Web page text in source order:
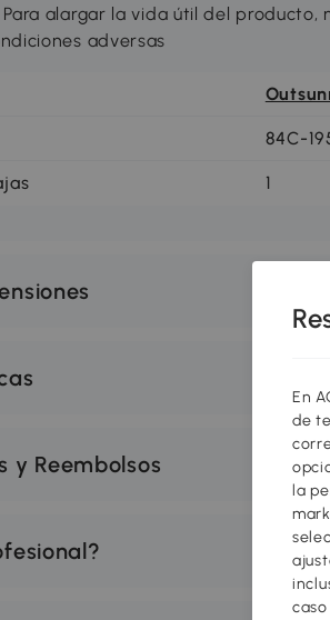
alargar la vida útil del producto,
adversas
84C-
1
y Reembolsos
En
de
la